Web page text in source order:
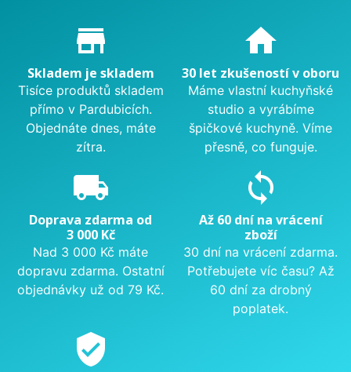
Proč nakupovat u nás?
store_mall_directory
Skladem je skladem
Tisíce produktů skladem
přímo v Pardubicích.
Objednáte dnes, máte
zítra.
home
30 let zkušeností v oboru
Máme vlastní kuchyňské
studio a vyrábíme
špičkové kuchyně. Víme
přesně, co funguje.
local_shipping
Doprava zdarma od
3 000 Kč
Nad 3 000 Kč máte
dopravu zdarma. Ostatní
objednávky už od 79 Kč.
sync
Až 60 dní na vrácení
zboží
30 dní na vrácení zdarma.
Potřebujete víc času? Až
60 dní za drobný
poplatek.
verified_user